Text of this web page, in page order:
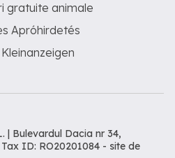
gratuite animale
Apróhirdetés
| Bulevardul Dacia nr 34,
ID: RO20201084 - site de